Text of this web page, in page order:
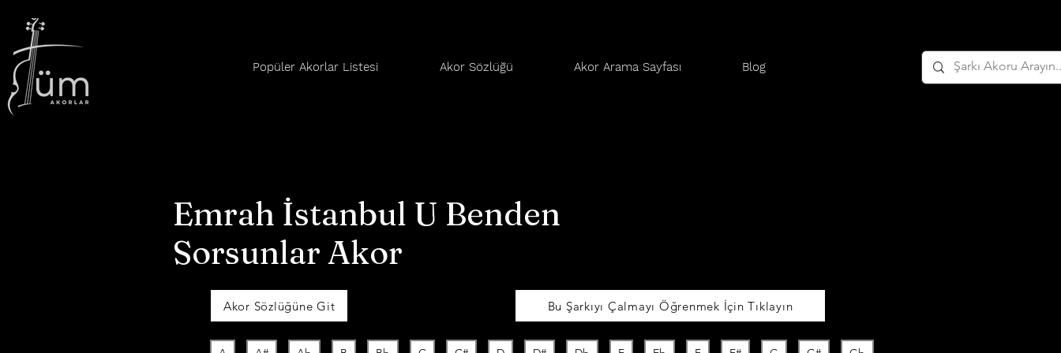
Popüler Akorlar Listesi Akor Sözlüğü Akor Arama Sayfası Blog
Emrah İstanbul U Benden
Sorsunlar Akor
Akor Sözlüğüne Git Bu Şarkıyı Çalmayı Öğrenmek İçin Tıklayın